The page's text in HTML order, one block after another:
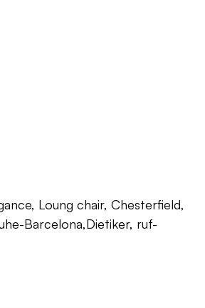
Loung chair, Chesterfield,
Barcelona,Dietiker, ruf-